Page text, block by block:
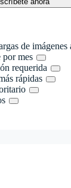
de imágenes
por mes
requerida
rápidas